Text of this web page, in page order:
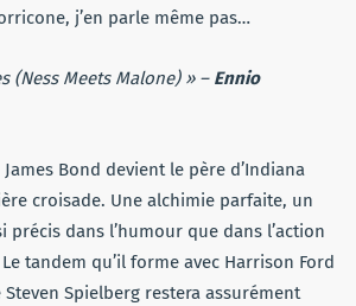
j’en parle même pas…
(Ness Meets Malone) » – Ennio
James Bond devient le père d’Indiana
croisade. Une alchimie parfaite, un
précis dans l’humour que dans l’action
tandem qu’il forme avec Harrison Ford
Spielberg restera assurément